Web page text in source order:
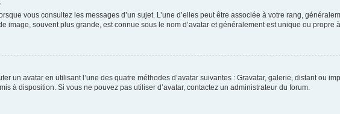
vous consultez les messages d’un sujet. L’une d’elles peut être associée à votre rang,
image, souvent plus grande, est connue sous le nom d’avatar et généralement est unique ou propre
un avatar en utilisant l’une des quatre méthodes d’avatar suivantes : Gravatar, galerie, distant ou
à disposition. Si vous ne pouvez pas utiliser d’avatar, contactez un administrateur du forum.